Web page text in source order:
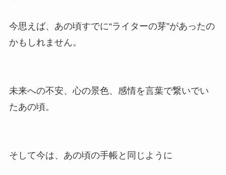
今思えば、あの頃すでに“ライターの芽”があったの
かもしれません。
未来への不安、心の景色、感情を言葉で繋いでい
たあの頃。
そして今は、あの頃の手帳と同じように